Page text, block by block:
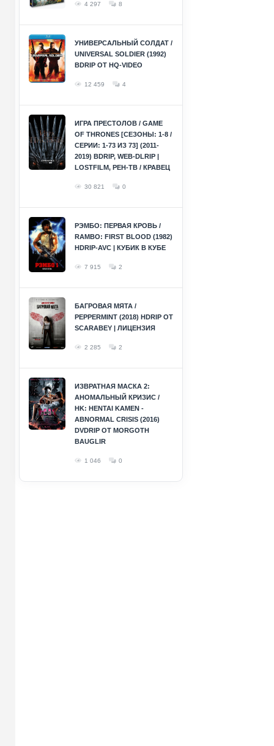
4 297 8
УНИВЕРСАЛЬНЫЙ СОЛДАТ /
UNIVERSAL SOLDIER (1992)
BDRIP ОТ HQ-VIDEO
12 459 4
ИГРА ПРЕСТОЛОВ / GAME
OF THRONES [СЕЗОНЫ: 1-8 /
СЕРИИ: 1-73 ИЗ 73] (2011-
2019) BDRIP, WEB-DLRIP |
LOSTFILM, РЕН-ТВ / КРАВЕЦ
30 821 0
РЭМБО: ПЕРВАЯ КРОВЬ /
RAMBO: FIRST BLOOD (1982)
HDRIP-AVC | КУБИК В КУБЕ
7 915 2
БАГРОВАЯ МЯТА /
PEPPERMINT (2018) HDRIP ОТ
SCARABEY | ЛИЦЕНЗИЯ
2 285 2
ИЗВРАТНАЯ МАСКА 2:
АНОМАЛЬНЫЙ КРИЗИС /
HK: HENTAI KAMEN -
ABNORMAL CRISIS (2016)
DVDRIP ОТ MORGOTH
BAUGLIR
1 046 0